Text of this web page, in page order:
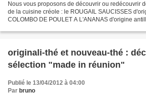
Nous vous proposons de découvrir ou redécouvrir
de la cuisine créole : le ROUGAIL SAUCISSES
COLOMBO DE POULET A L'ANANAS d'origine
originali-thé et nouveau-thé :
sélection "made in réunion"
Publié le 13/04/2012 à 04:00
Par bruno